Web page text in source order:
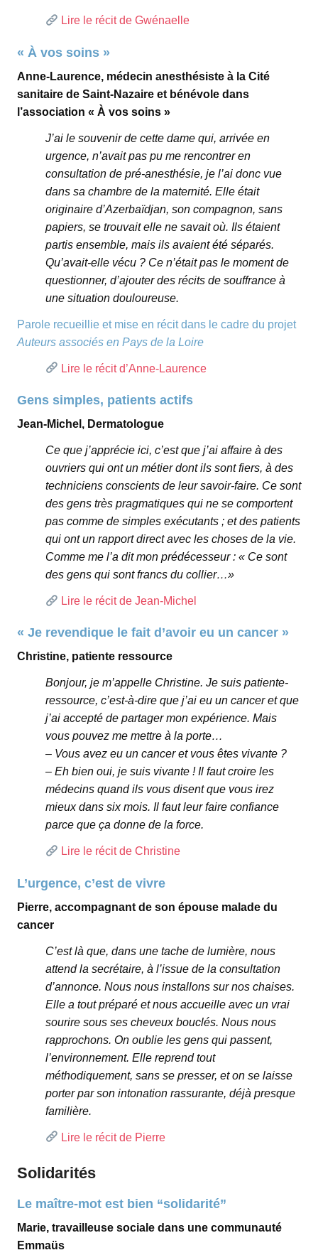
Lire le récit de Gwénaelle
« À vos soins »
Anne-Laurence, médecin anesthésiste à la Cité
sanitaire de Saint-Nazaire et bénévole dans
l’association « À vos soins »
J’ai le souvenir de cette dame qui, arrivée en
urgence, n’avait pas pu me rencontrer en
consultation de pré-anesthésie, je l’ai donc vue
dans sa chambre de la maternité. Elle était
originaire d’Azerbaïdjan, son compagnon, sans
papiers, se trouvait elle ne savait où. Ils étaient
partis ensemble, mais ils avaient été séparés.
Qu’avait-elle vécu ? Ce n’était pas le moment de
questionner, d’ajouter des récits de souffrance à
une situation douloureuse.
Parole recueillie et mise en récit dans le cadre du projet
Auteurs associés en Pays de la Loire
Lire le récit d’Anne-Laurence
Gens simples, patients actifs
Jean-Michel, Dermatologue
Ce que j’apprécie ici, c’est que j’ai affaire à des
ouvriers qui ont un métier dont ils sont fiers, à des
techniciens conscients de leur savoir-faire. Ce sont
des gens très pragmatiques qui ne se comportent
pas comme de simples exécutants ; et des patients
qui ont un rapport direct avec les choses de la vie.
Comme me l’a dit mon prédécesseur : « Ce sont
des gens qui sont francs du collier…»
Lire le récit de Jean-Michel
« Je revendique le fait d’avoir eu un cancer »
Christine, patiente ressource
Bonjour, je m’appelle Christine. Je suis patiente-
ressource, c’est-à-dire que j’ai eu un cancer et que
j’ai accepté de partager mon expérience. Mais
vous pouvez me mettre à la porte…
– Vous avez eu un cancer et vous êtes vivante ?
– Eh bien oui, je suis vivante ! Il faut croire les
médecins quand ils vous disent que vous irez
mieux dans six mois. Il faut leur faire confiance
parce que ça donne de la force.
Lire le récit de Christine
L’urgence, c’est de vivre
Pierre, accompagnant de son épouse malade du
cancer
C’est là que, dans une tache de lumière, nous
attend la secrétaire, à l’issue de la consultation
d’annonce. Nous nous installons sur nos chaises.
Elle a tout préparé et nous accueille avec un vrai
sourire sous ses cheveux bouclés. Nous nous
rapprochons. On oublie les gens qui passent,
l’environnement. Elle reprend tout
méthodiquement, sans se presser, et on se laisse
porter par son intonation rassurante, déjà presque
familière.
Lire le récit de Pierre
Solidarités
Le maître-mot est bien “solidarité”
Marie, travailleuse sociale dans une communauté
Emmaüs